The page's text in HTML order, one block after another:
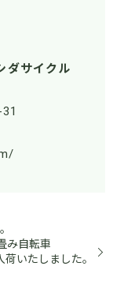
サイクル
み自転車
いたしました。